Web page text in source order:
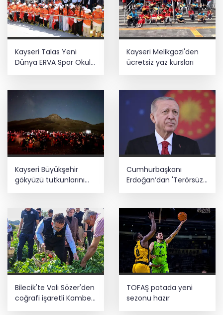
Kayseri Talas Yeni
Dünya ERVA Spor Okulu
açıldı
Kayseri Melikgazi'den
ücretsiz yaz kursları
Kayseri Büyükşehir
gökyüzü tutkunlarını
Erciyes'te buluşturacak
Cumhurbaşkanı
Erdoğan’dan 'Terörsüz
Türkiye' mesajı
Bilecik'te Vali Sözer'den
coğrafi işaretli Kamber
TOFAŞ potada yeni
sezonu hazır